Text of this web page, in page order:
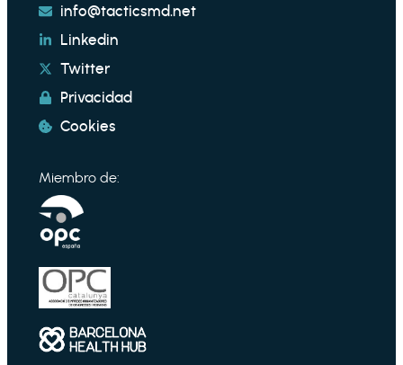
info@tacticsmd.net
Linkedin
Twitter
Privacidad
Cookies
Miembro de: